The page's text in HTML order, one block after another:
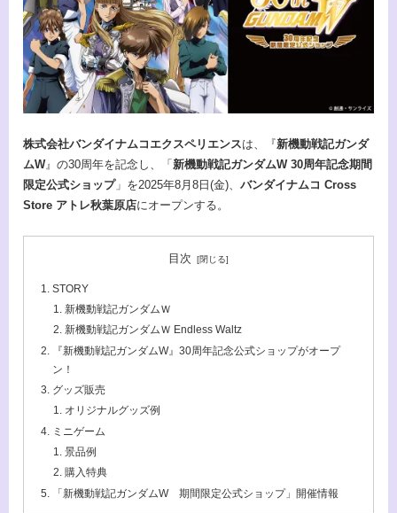
株式会社バンダイナムコエクスペリエンスは、『新機動戦記ガンダ
ムW』の30周年を記念し、「 新機動戦記ガンダムW 30周年記念期間
限定公式ショップ」を2025年8月8日(金)、 バンダイナムコ Cross
Store アトレ秋葉原店にオープンする。
目次
STORY
新機動戦記ガンダムＷ
新機動戦記ガンダムＷ Endless Waltz
『新機動戦記ガンダムW』30周年記念公式ショップがオープ
ン！
グッズ販売
オリジナルグッズ例
ミニゲーム
景品例
購入特典
「新機動戦記ガンダムW 期間限定公式ショップ」開催情報